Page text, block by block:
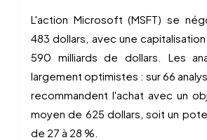
L'action Microsoft (MSFT) se
483 dollars, avec une
590 milliards de dollars. Les
largement optimistes : sur 66
recommandent l'achat avec un
moyen de 625 dollars, soit un
de 27 à 28 %.